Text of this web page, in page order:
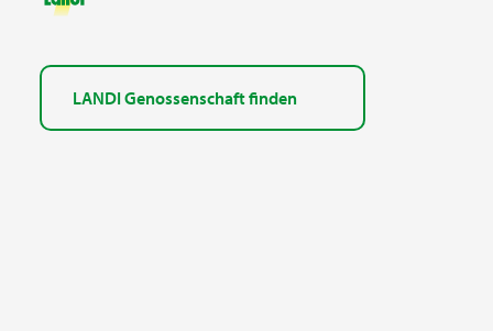
LANDI Genossenschaft finden